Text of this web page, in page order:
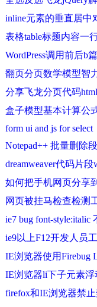
inline元素的垂直居中
表格table标题内容一
WordPress调用前后b
翻页分页数学模型智
分享飞龙分页代码
盒子模型基本计算公
form ui and js for select
Notepad++ 批量删除
dreamweaver代码片
如何把手机网页分享
网页被挂马检查检测
ie7 bug font-
ie9以上F12开发人员
IE浏览器使用Firebug
IE浏览器li下子元素
firefox和IE浏览器禁